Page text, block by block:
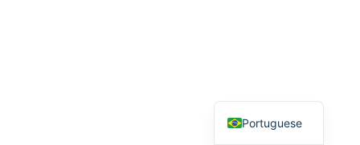
Portuguese